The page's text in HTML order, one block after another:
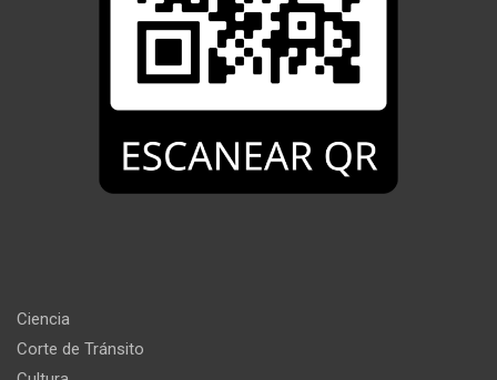
Ciencia
Corte de Tránsito